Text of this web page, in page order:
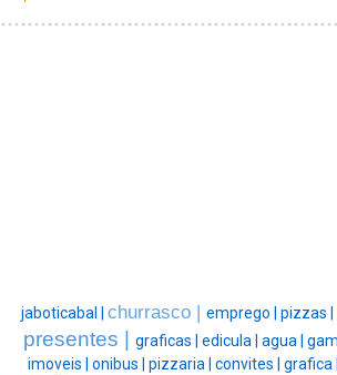
jaboticabal | churrasco | emprego | pizzas |
presentes | graficas | edicula | agua |
imoveis | onibus | pizzaria | convites | grafica |